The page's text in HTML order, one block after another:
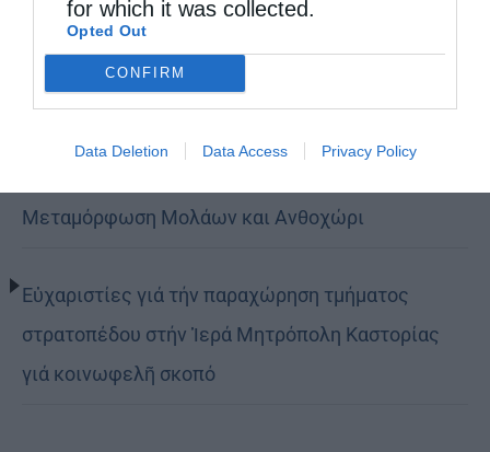
for which it was collected.
Opted Out
CONFIRM
Data Deletion Data Access Privacy Policy
Δημητριάδος Ιγνάτιος: «Η Παναγία μας δείχνει
τον δρόμο της ταπείνωσης και της σιωπής»
(ΦΩΤΟ)
Μεταμόρφωση Μολάων και Ανθοχώρι
Εὐχαριστίες γιά τήν παραχώρηση τμήματος
στρατοπέδου στήν Ἱερά Μητρόπολη Καστορίας
γιά κοινωφελῆ σκοπό